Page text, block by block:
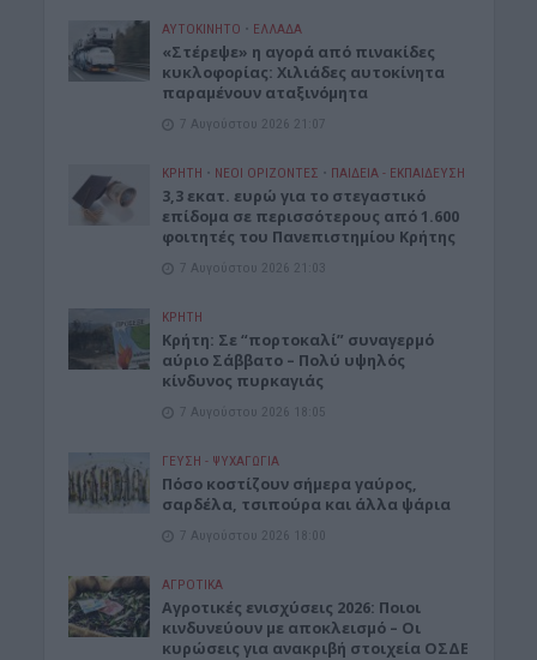
ΑΥΤΟΚΙΝΗΤΟ • ΕΛΛΑΔΑ
«Στέρεψε» η αγορά από πινακίδες
κυκλοφορίας: Χιλιάδες αυτοκίνητα
παραμένουν αταξινόμητα
7 Αυγούστου 2026 21:07
ΚΡΗΤΗ • ΝΕΟΙ ΟΡΙΖΟΝΤΕΣ • ΠΑΙΔΕΙΑ - ΕΚΠΑΙΔΕΥΣΗ
3,3 εκατ. ευρώ για το στεγαστικό
επίδομα σε περισσότερους από 1.600
φοιτητές του Πανεπιστημίου Κρήτης
7 Αυγούστου 2026 21:03
ΚΡΗΤΗ
Κρήτη: Σε “πορτοκαλί” συναγερμό
αύριο Σάββατο – Πολύ υψηλός
κίνδυνος πυρκαγιάς
7 Αυγούστου 2026 18:05
ΓΕΎΣΗ - ΨΥΧΑΓΩΓΊΑ
Πόσο κοστίζουν σήμερα γαύρος,
σαρδέλα, τσιπούρα και άλλα ψάρια
7 Αυγούστου 2026 18:00
ΑΓΡΟΤΙΚΑ
Αγροτικές ενισχύσεις 2026: Ποιοι
κινδυνεύουν με αποκλεισμό – Οι
κυρώσεις για ανακριβή στοιχεία ΟΣΔΕ